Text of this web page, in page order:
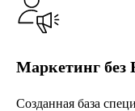
Маркетинг без
Созданная база